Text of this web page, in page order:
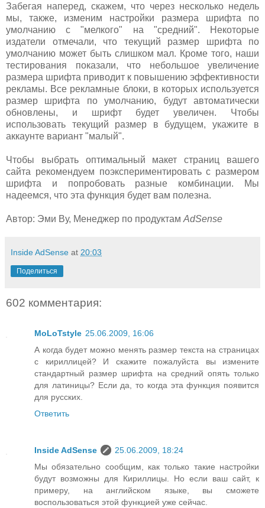
Забегая наперед, скажем, что через несколько недель
мы, также, изменим настройки размера шрифта по
умолчанию с "мелкого" на "средний". Некоторые
издатели отмечали, что текущий размер шрифта по
умолчанию может быть слишком мал. Кроме того, наши
тестирования показали, что небольшое увеличение
размера шрифта приводит к повышению эффективности
рекламы. Все рекламные блоки, в которых используется
размер шрифта по умолчанию, будут автоматически
обновлены, и шрифт будет увеличен. Чтобы
использовать текущий размер в будущем, укажите в
аккаунте вариант "малый".
Чтобы выбрать оптимальный макет страниц вашего
сайта рекомендуем поэкспериментировать с размером
шрифта и попробовать разные комбинации. Мы
надеемся, что эта функция будет вам полезна.
Автор: Эми Ву, Менеджер по продуктам AdSense
Inside AdSense at 20:03
Поделиться
602 комментария:
MoLoTstyle 25.06.2009, 16:06
А когда будет можно менять размер текста на страницах
с кириллицей? И скажите пожалуйста вы измените
стандартный размер шрифта на средний опять только
для латиницы? Если да, то когда эта функция появится
для русских.
Ответить
Inside AdSense
25.06.2009, 18:24
Мы обязательно сообщим, как только такие настройки
будут возможны для Кириллицы. Но если ваш сайт, к
примеру, на английском языке, вы сможете
воспользоваться этой функцией уже сейчас.